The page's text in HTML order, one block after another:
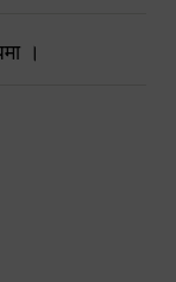
।